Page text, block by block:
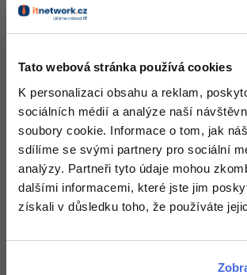
Tato webová stránka používá cookies
K personalizaci obsahu a reklam,
sociálních médií a analýze naší
soubory cookie. Informace o tom, jak
sdílíme se svými partnery pro sociální
analýzy. Partneři tyto údaje mohou
dalšími informacemi, které jste jim
získali v důsledku toho, že používáte
SEO specialista
Pro děti
Více
Fórum
Kurzy e-commerce
Testování softwaru
Datová analýza
Kurzy designu
-80%
+20